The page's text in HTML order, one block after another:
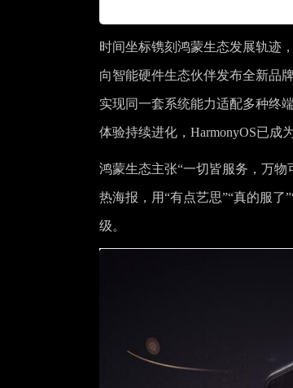
时间坐标镌刻鸿蒙生态发展轨迹
向智能硬件生态伙伴发布全新品
实现同一套系统能力适配多种终
体验持续进化，HarmonyOS已成
鸿蒙生态主张“一切皆服务，万
热海报，用“有点艺思”“真的服
级。